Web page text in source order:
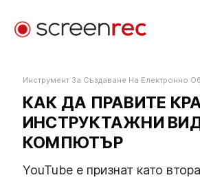
Вход Изтегли
Инструмент За Създаване На Електронно
КАК ДА ПРАВИТЕ
ИНСТРУКТАЖНИ
КОМПЮТЪР
YouTube е признат като